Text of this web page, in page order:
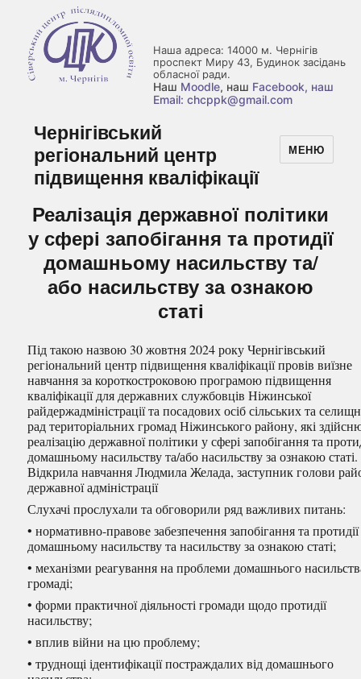
Наша адреса: 14000 м. Чернігів
проспект Миру 43, Будинок засідань
обласної ради.
Наш Moodle, наш Facebook, наш
Email: chcppk@gmail.com
Чернігівський
регіональний центр
підвищення кваліфікації
МЕНЮ
Реалізація державної політики
у сфері запобігання та протидії
домашньому насильству та/
або насильству за ознакою
статі
Під такою назвою 30 жовтня 2024 року Чернігівський
регіональний центр підвищення кваліфікації провів виїзне
навчання за короткостроковою програмою підвищення
кваліфікації для державних службовців Ніжинської
райдержадміністрації та посадових осіб сільських та
рад територіальних громад Ніжинського району, які
реалізацію державної політики у сфері запобігання та
домашньому насильству та/або насильству за ознакою статі.
Відкрила навчання Людмила Желада, заступник голови
державної адміністрації
Слухачі прослухали та обговорили ряд важливих питань:
• нормативно-правове забезпечення запобігання та протидії
домашньому насильству та насильству за ознакою статі;
• механізми реагування на проблеми домашнього
громаді;
• форми практичної діяльності громади щодо протидії
насильству;
• вплив війни на цю проблему;
• труднощі ідентифікації постраждалих від домашнього